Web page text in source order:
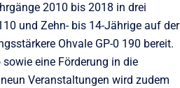
2010 bis 2018 in drei
und Zehn- bis 14-Jährige auf der
Ohvale GP-0 190 bereit.
eine Förderung in die
Veranstaltungen wird zudem